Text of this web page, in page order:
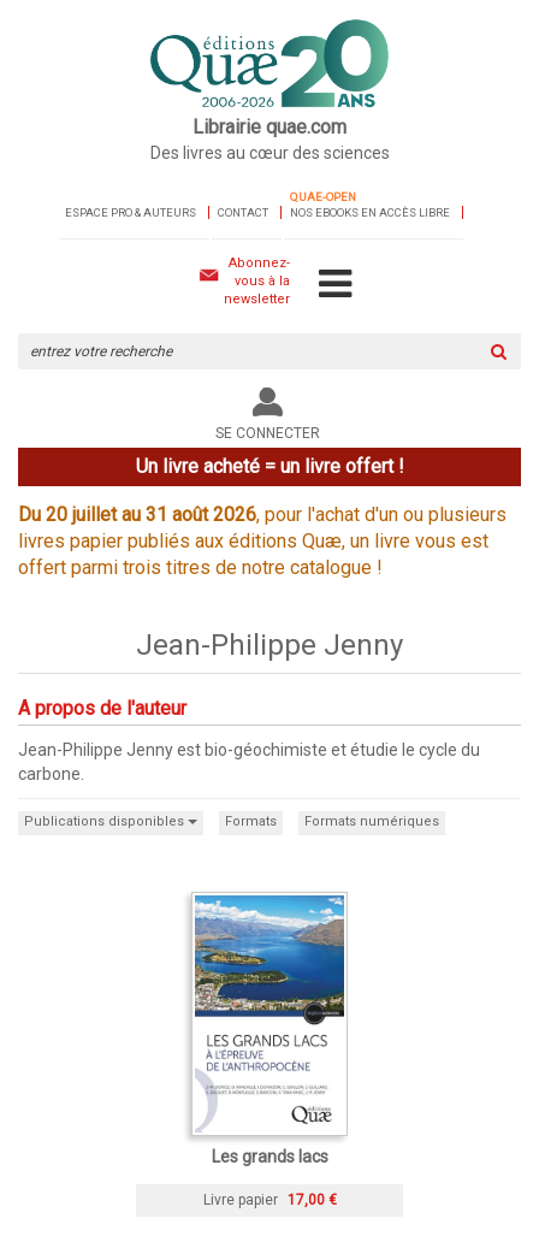
Librairie quae.com
Des livres au cœur des sciences
ESPACE PRO & AUTEURS CONTACT
QUAE-OPEN
NOS EBOOKS EN ACCÈS LIBRE
Abonnez-
vous à la
newsletter
le
site
SE CONNECTER
Un livre acheté = un livre offert !
Du 20 juillet au 31 août 2026, pour l'achat d'un ou plusieurs
livres papier publiés aux éditions Quæ, un livre vous est
offert parmi trois titres de notre catalogue !
Jean-Philippe Jenny
A propos de l'auteur
Jean-Philippe Jenny est bio-géochimiste et étudie le cycle du
carbone.
Publications disponibles Formats Formats numériques
Les grands lacs
Livre papier 17,00 €